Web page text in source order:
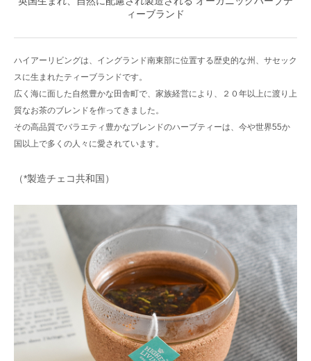
ィーブランド
ハイアーリビングは、イングランド南東部に位置する歴史的な州、サセック
スに生まれたティーブランドです。
広く海に面した自然豊かな田舎町で、家族経営により、２０年以上に渡り上
質なお茶のブレンドを作ってきました。
その高品質でバラエティ豊かなブレンドのハーブティーは、今や世界55か
国以上で多くの人々に愛されています。
（*製造チェコ共和国）